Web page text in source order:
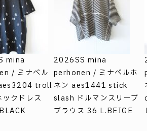
mina
/ ミナペル
troll
ックドレス
2026SS mina
perhonen / ミナペルホ
ネン aes1441 stick
slash ドルマンスリーブ
ブラウス 36 L.BEIGE